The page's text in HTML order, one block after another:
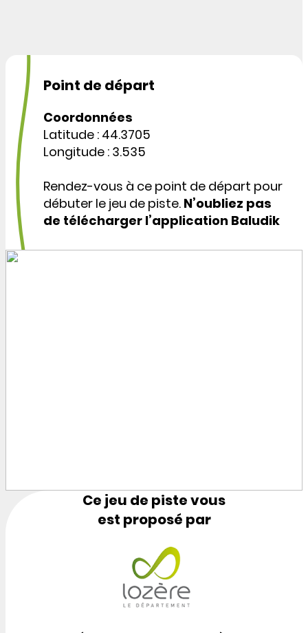
Point de départ
Coordonnées
Latitude : 44.3705
Longitude : 3.535
Rendez-vous à ce point de départ pour
débuter le jeu de piste. N’oubliez pas
de télécharger l’application Baludik
Ce jeu de piste vous
est proposé par